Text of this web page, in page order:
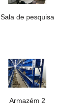
Sala de pesquisa
Armazém 2